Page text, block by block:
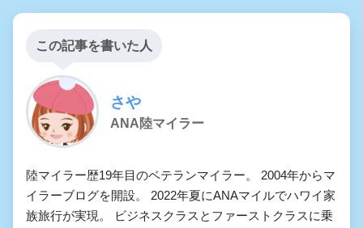
この記事を書いた人
さや
ANA陸マイラー
陸マイラー歴19年目のベテランマイラー。 2004年からマ
イラーブログを開設。 2022年夏にANAマイルでハワイ家
族旅行が実現。 ビジネスクラスとファーストクラスに乗